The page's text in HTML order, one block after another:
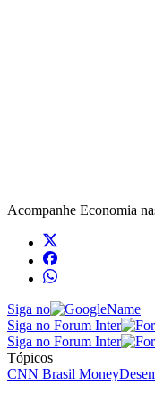
Acompanhe Economia
Siga no
Siga no Forum Inter
Siga no Forum Inter
Tópicos
CNN Brasil Money